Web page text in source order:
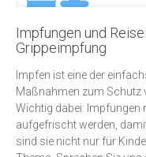
Impfungen und
Grippeimpfung
Impfen ist eine der
Maßnahmen zum Schutz
Wichtig dabei: Impfungen
aufgefrischt werden,
sind sie nicht nur für